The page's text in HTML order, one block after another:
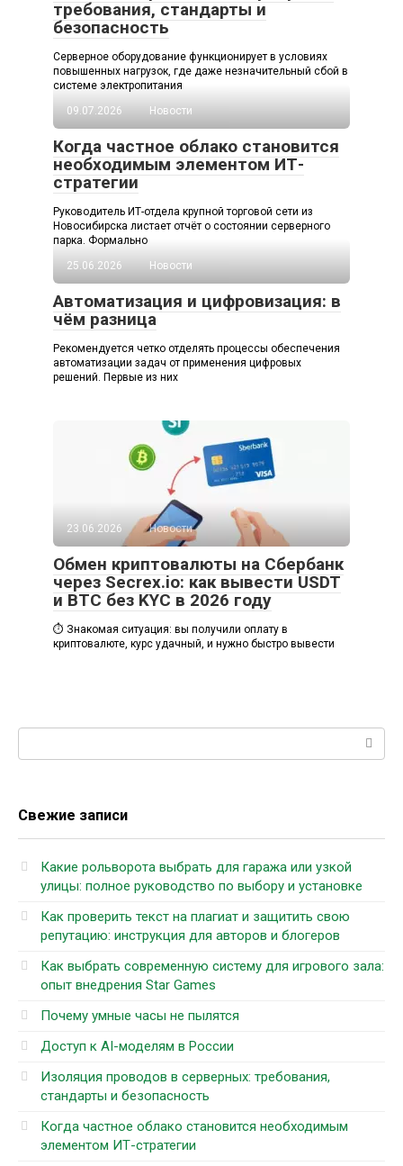
требования, стандарты и
безопасность
Серверное оборудование функционирует в условиях
повышенных нагрузок, где даже незначительный сбой в
системе электропитания
09.07.2026
Новости
Когда частное облако становится
необходимым элементом ИТ-
стратегии
Руководитель ИТ-отдела крупной торговой сети из
Новосибирска листает отчёт о состоянии серверного
парка. Формально
25.06.2026
Новости
Автоматизация и цифровизация: в
чём разница
Рекомендуется четко отделять процессы обеспечения
автоматизации задач от применения цифровых
решений. Первые из них
23.06.2026 Новости
Обмен криптовалюты на Сбербанк
через Secrex.io: как вывести USDT
и BTC без KYC в 2026 году
⏱️ Знакомая ситуация: вы получили оплату в
криптовалюте, курс удачный, и нужно быстро вывести
Свежие записи
Какие рольворота выбрать для гаража или узкой
улицы: полное руководство по выбору и установке
Как проверить текст на плагиат и защитить свою
репутацию: инструкция для авторов и блогеров
Как выбрать современную систему для игрового зала:
опыт внедрения Star Games
Почему умные часы не пылятся
Доступ к AI-моделям в России
Изоляция проводов в серверных: требования,
стандарты и безопасность
Когда частное облако становится необходимым
элементом ИТ-стратегии